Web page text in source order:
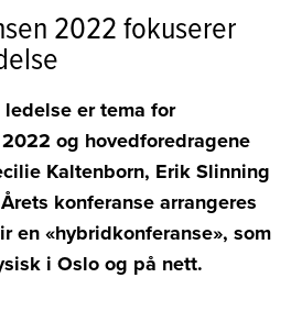
2022 fokuserer
er tema for
og hovedforedragene
Kaltenborn, Erik Slinning
konferanse arrangeres
en «hybridkonferanse», som
i Oslo og på nett.